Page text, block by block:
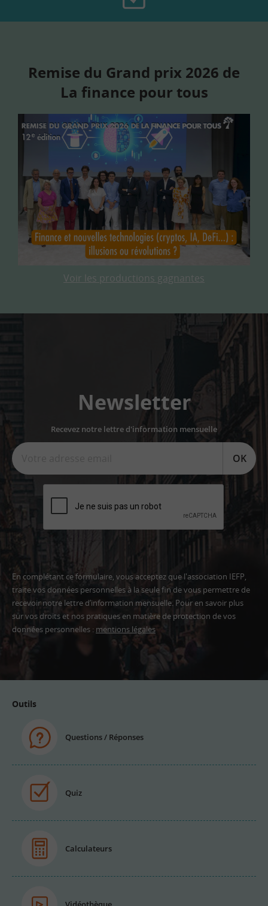
Remise du Grand prix 2026 de
La finance pour tous
Voir les productions gagnantes
Newsletter
Recevez notre lettre d'information mensuelle
OK
En complétant ce formulaire, vous acceptez que l'association IEFP,
traite vos données personnelles à la seule fin de vous permettre de
recevoir notre lettre d’information mensuelle. Pour en savoir plus
sur vos droits et nos pratiques en matière de protection de vos
données personnelles : mentions légales
Outils
Questions / Réponses
Quiz
Calculateurs